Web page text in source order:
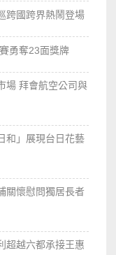
跨國跨界熱鬧登場
勇奪23面獎牌
場 拜會航空公司與
和」展現台日花藝
關懷慰問獨居長者
超越六都承接王惠